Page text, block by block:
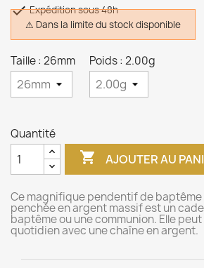
Expédition sous 48h
⚠ Dans la limite du stock disponible
Taille : 26mm Poids : 2.00g
Quantité
 AJOUTER AU
Ce magnifique pendentif de
penchée en argent massif est un
baptême ou une communion. Elle
quotidien avec une chaîne en argent.